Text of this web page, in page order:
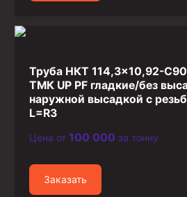
Труба НКТ 114,3×10,92-
ТМК UP PF гладкие/без
наружной высадкой с
L=R3
Цена от 100 000 за тонну
Заказать